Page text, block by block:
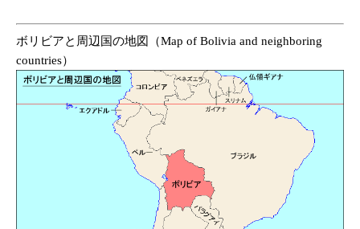
ボリビアと周辺国の地図（Map of Bolivia and neighboring
countries）